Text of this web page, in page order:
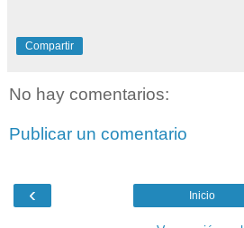
Compartir
No hay comentarios:
Publicar un comentario
‹ Inicio